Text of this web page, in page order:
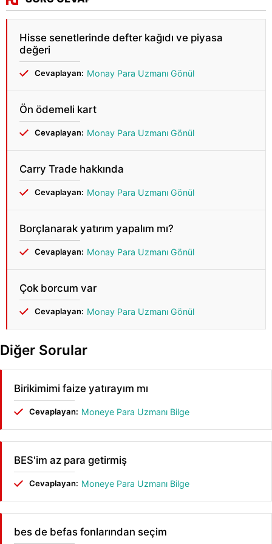
Hisse senetlerinde defter kağıdı ve piyasa
değeri
Cevaplayan: Monay Para Uzmanı Gönül
Ön ödemeli kart
Cevaplayan: Monay Para Uzmanı Gönül
Carry Trade hakkında
Cevaplayan: Monay Para Uzmanı Gönül
Borçlanarak yatırım yapalım mı?
Cevaplayan: Monay Para Uzmanı Gönül
Çok borcum var
Cevaplayan: Monay Para Uzmanı Gönül
Diğer Sorular
Birikimimi faize yatırayım mı
Cevaplayan: Moneye Para Uzmanı Bilge
BES'im az para getirmiş
Cevaplayan: Moneye Para Uzmanı Bilge
bes de befas fonlarından seçim